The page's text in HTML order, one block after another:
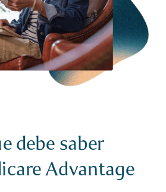
debe saber
Advantage